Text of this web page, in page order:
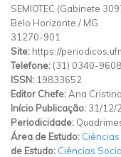
SEMIOTEC (Gabinete
Belo Horizonte / MG
31270-901
Site: https://
Telefone: (31) 0340-9608
ISSN: 19833652
Editor Chefe:Ana
Início Publicação: 31/12/
Periodicidade:
Área de Estudo:
de Estudo: Ciências